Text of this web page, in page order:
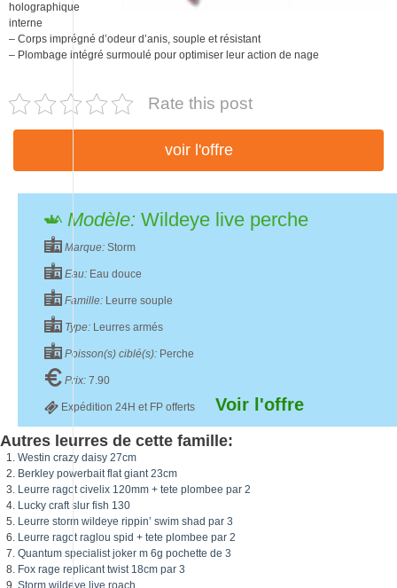
holographique
interne
– Corps imprégné d’odeur d’anis, souple et résistant
– Plombage intégré surmoulé pour optimiser leur action de nage
Rate this post
voir l'offre
Modèle: Wildeye live perche
Marque: Storm
Eau: Eau douce
Famille: Leurre souple
Type: Leurres armés
Poisson(s) ciblé(s): Perche
Prix: 7.90
Expédition 24H et FP offerts Voir l'offre
Autres leurres de cette famille:
Westin crazy daisy 27cm
Berkley powerbait flat giant 23cm
Leurre ragot civelix 120mm + tete plombee par 2
Lucky craft slur fish 130
Leurre storm wildeye rippin’ swim shad par 3
Leurre ragot raglou spid + tete plombee par 2
Quantum specialist joker m 6g pochette de 3
Fox rage replicant twist 18cm par 3
Storm wildeye live roach